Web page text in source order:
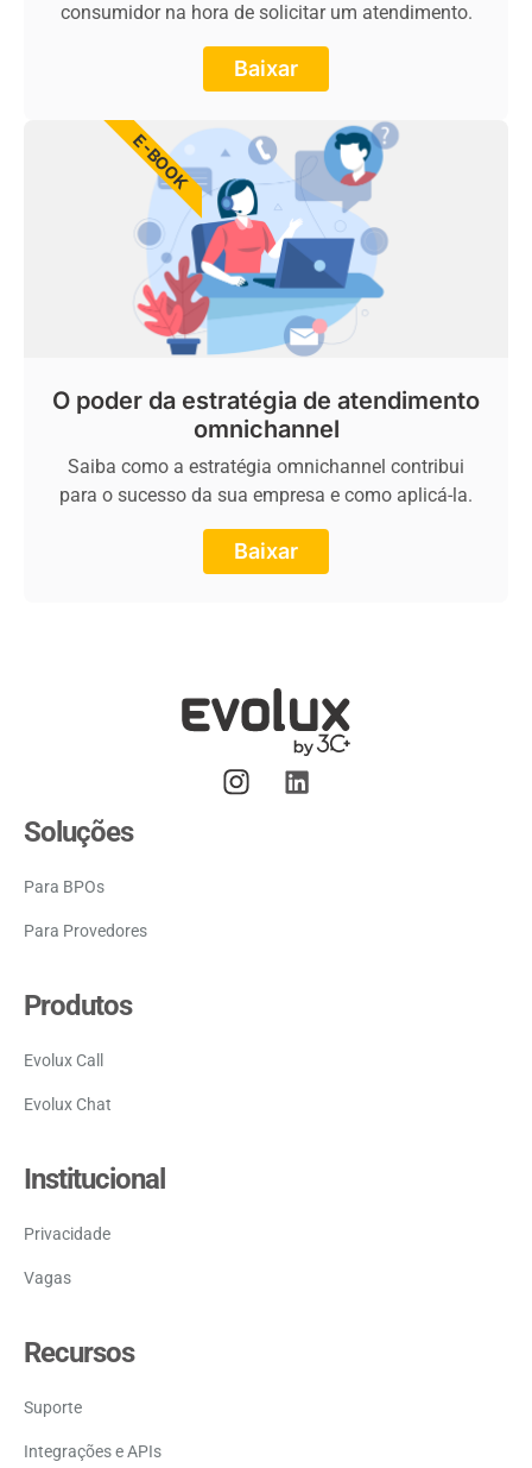
consumidor na hora de solicitar um atendimento.
Baixar
O poder da estratégia de atendimento
omnichannel
Saiba como a estratégia omnichannel contribui
para o sucesso da sua empresa e como aplicá-la.
Baixar
E-BOOK
Soluções
Para BPOs
Para Provedores
Produtos
Evolux Call
Evolux Chat
Institucional
Privacidade
Vagas
Recursos
Suporte
Integrações e APIs